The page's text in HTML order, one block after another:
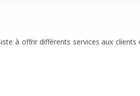
à offrir différents services aux